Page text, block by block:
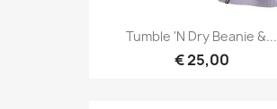
Tumble 'N Dry Beanie &...
€ 25,00